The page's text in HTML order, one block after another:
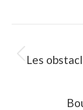
article
Les